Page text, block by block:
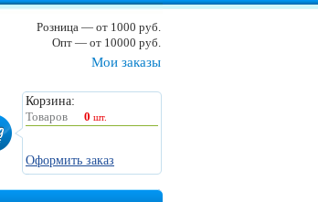
Мои заказы
Корзина:
Товаров
0 шт.
Оформить заказ
Розница — от 1000 руб.
Опт — от 10000 руб.